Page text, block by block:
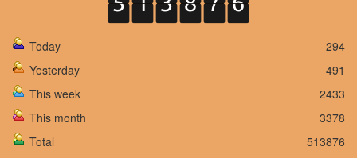
Today
294
Yesterday
491
This week
2433
This month
3378
Total
513876